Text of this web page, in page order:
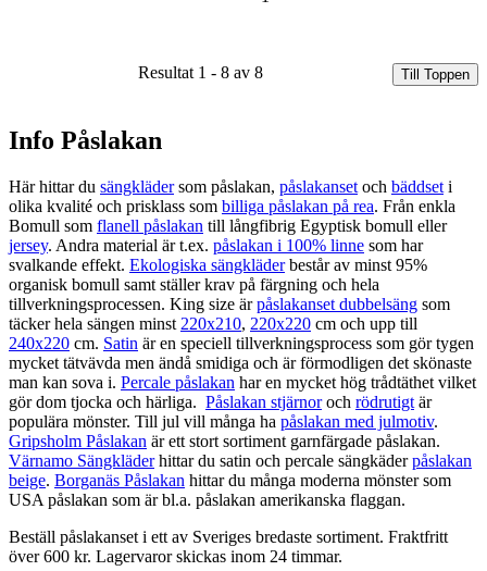
Resultat 1 - 8 av 8 Till Toppen
Info Påslakan
Här hittar du sängklädersom påslakan, påslakanset och bäddset i
olika kvalité och prisklass som billiga påslakan på rea. Från enkla
Bomull som flanell påslakan till långfibrig Egyptisk bomull eller
jersey. Andra material är t.ex. påslakan i 100% linne som har
svalkande effekt. Ekologiska sängkläderbestår av minst 95%
organisk bomull samt ställer krav på färgning och hela
tillverkningsprocessen. King size ärpåslakanset dubbelsäng som
täcker hela sängen minst 220x210, 220x220 cm och upp till
240x220 cm. Satin är en speciell tillverkningsprocess som gör tygen
mycket tätvävda men ändå smidiga och är förmodligen det skönaste
man kan sova i. Percale påslakan har en mycket hög trådtäthet vilket
gör dom tjocka och härliga. Påslakan stjärnoroch rödrutigt är
populära mönster. Till jul vill många ha påslakan med julmotiv.
Gripsholm Påslakan är ett stort sortiment garnfärgade påslakan.
Värnamo Sängkläderhittar du satin och percale sängkäderpåslakan
beige. Borganäs Påslakan hittar du många moderna mönster som
USA påslakan som är bl.a. påslakan amerikanska flaggan.
Beställ påslakanset i ett av Sveriges bredaste sortiment. Fraktfritt
över 600 kr. Lagervaror skickas inom 24 timmar.